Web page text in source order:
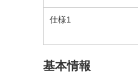
仕様1
基本情報